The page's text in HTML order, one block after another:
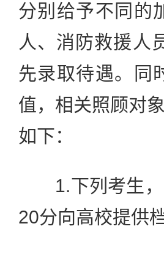
分别给予不同的
人、消防救援人
先录取待遇。同
值，相关照顾对
如下：
1.下列考生，
20分向高校提供